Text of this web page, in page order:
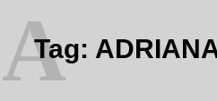
Tag:
A